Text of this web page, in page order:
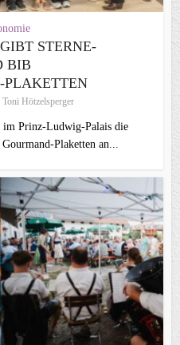
STERNE-
BIB
Toni Hötzelsperger
im Prinz-Ludwig-Palais die
Plaketten an...